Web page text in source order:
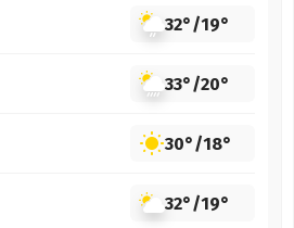
32°/19°
33°/20°
30°/18°
32°/19°